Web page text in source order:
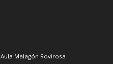
Aula Malagón Rovirosa